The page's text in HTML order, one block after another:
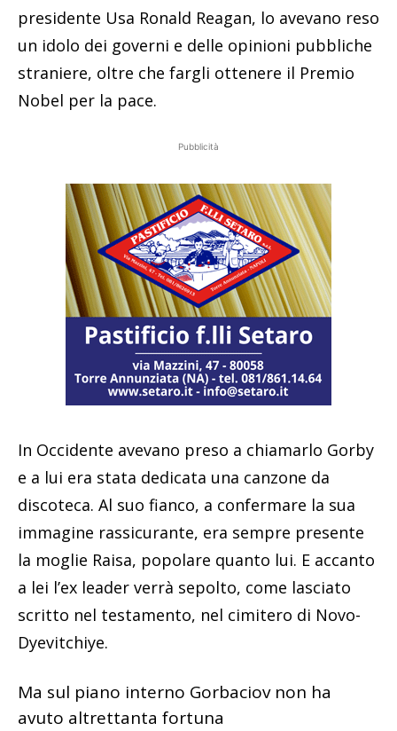
presidente Usa Ronald Reagan, lo avevano reso
un idolo dei governi e delle opinioni pubbliche
straniere, oltre che fargli ottenere il Premio
Nobel per la pace.
Pubblicità
In Occidente avevano preso a chiamarlo Gorby
e a lui era stata dedicata una canzone da
discoteca. Al suo fianco, a confermare la sua
immagine rassicurante, era sempre presente
la moglie Raisa, popolare quanto lui. E accanto
a lei l’ex leader verrà sepolto, come lasciato
scritto nel testamento, nel cimitero di Novo-
Dyevitchiye.
Ma sul piano interno Gorbaciov non ha
avuto altrettanta fortuna